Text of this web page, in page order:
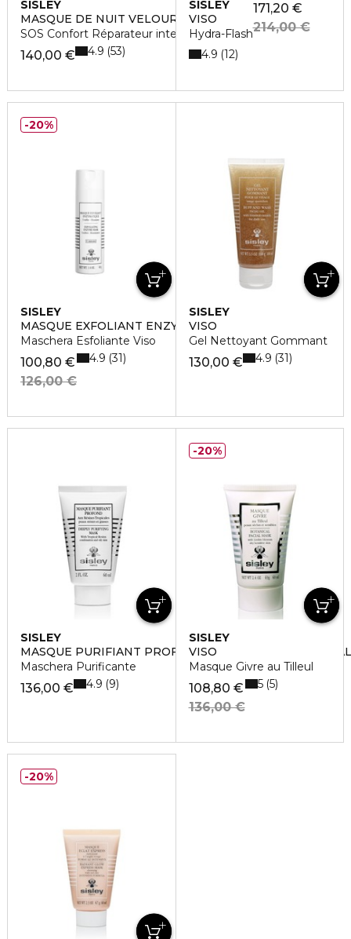
SISLEY
MASQUE DE NUIT VELOURS AUX FLEURS DE SAFRAN
SOS Confort Réparateur intense
140,00 € 4.9 53
SISLEY
VISO
Hydra-Flash
171,20 €
214,00 €
4.9 12
SISLEY
MASQUE EXFOLIANT ENZYMATIQUE
Maschera Esfoliante Viso
100,80 €
126,00 €
4.9 31
20%
SISLEY
VISO
Gel Nettoyant Gommant
130,00 € 4.9 31
SISLEY
MASQUE PURIFIANT PROFOND AUX RÉSINES
Maschera Purificante
136,00 € 4.9 9
SISLEY
VISO
Masque Givre au Tilleul
108,80 €
136,00 €
5 5
20%
20%